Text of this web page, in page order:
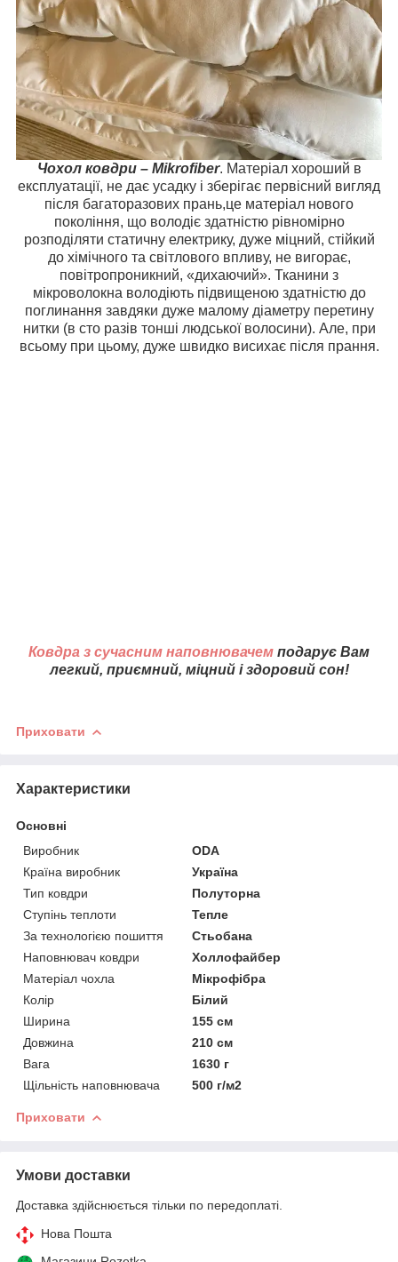
Чохол ковдри – Mikrofiber. Матеріал хороший в
експлуатації, не дає усадку і зберігає первісний вигляд
після багаторазових прань,це матеріал нового
покоління, що володіє здатністю рівномірно
розподіляти статичну електрику, дуже міцний, стійкий
до хімічного та світлового впливу, не вигорає,
повітропроникний, «дихаючий». Тканини з
мікроволокна володіють підвищеною здатністю до
поглинання завдяки дуже малому діаметру перетину
нитки (в сто разів тонші людської волосини). Але, при
всьому при цьому, дуже швидко висихає після прання.
Ковдра з сучасним наповнювачем подарує Вам
легкий, приємний, міцний і здоровий сон!
Приховати
Характеристики
Основні
Виробник
ODA
Країна виробник
Україна
Тип ковдри
Полуторна
Ступінь теплоти
Тепле
За технологією пошиття
Стьобана
Наповнювач ковдри
Холлофайбер
Матеріал чохла
Мікрофібра
Колір
Білий
Ширина
155 см
Довжина
210 см
Вага
1630 г
Щільність наповнювача
500 г/м2
Приховати
Умови доставки
Доставка здійснюється тільки по передоплаті.
Нова Пошта